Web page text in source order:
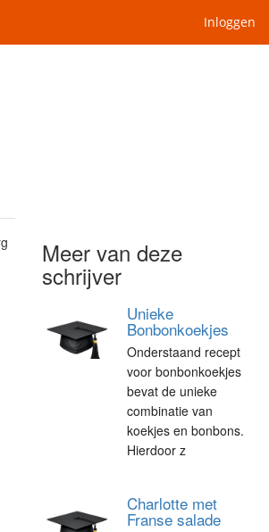
Inloggen
Meer van deze
schrijver
Unieke
Bonbonkoekjes
Onderstaand recept
voor bonbonkoekjes
bevat de unieke
combinatie van
koekjes en bonbons.
Hierdoor z
Charlotte met
Franse salade